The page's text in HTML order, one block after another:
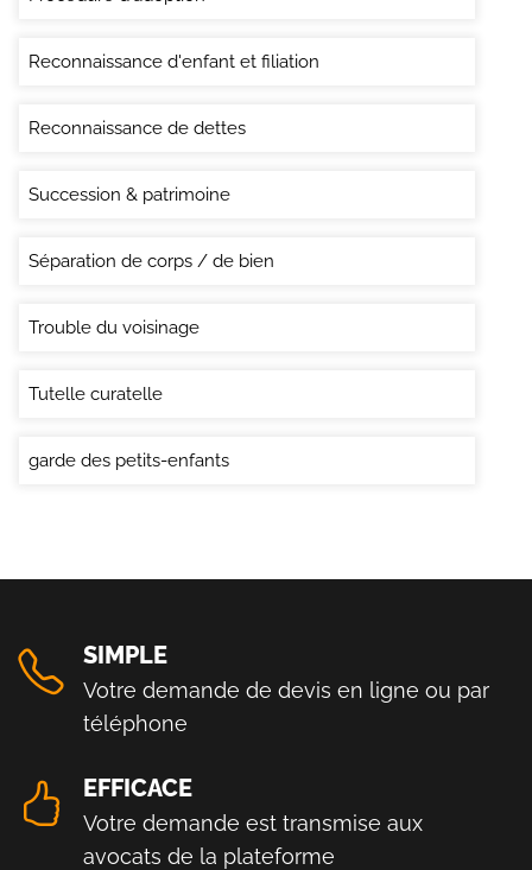
Reconnaissance d'enfant et filiation
Reconnaissance de dettes
Succession & patrimoine
Séparation de corps / de bien
Trouble du voisinage
Tutelle curatelle
garde des petits-enfants
SIMPLE
Votre demande de devis en ligne ou par
téléphone
EFFICACE
Votre demande est transmise aux
avocats de la plateforme